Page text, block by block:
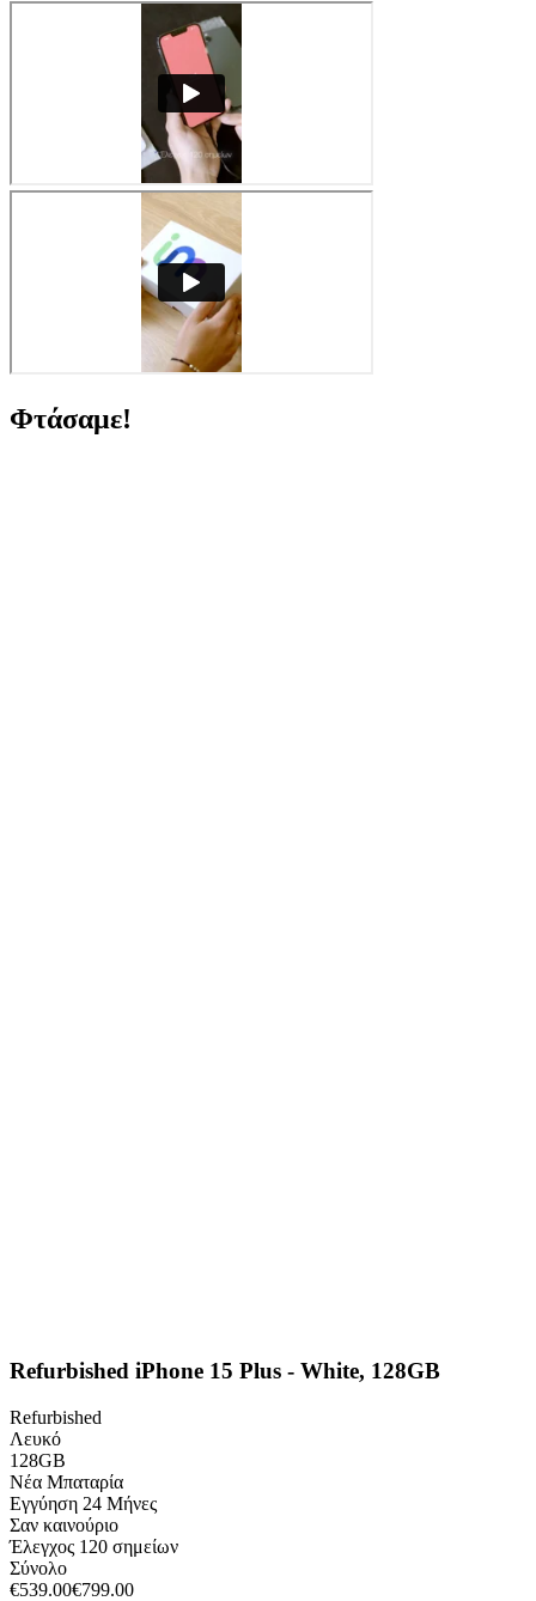
Φτάσαμε!
Refurbished iPhone 15 Plus - White, 128GB
Refurbished
Λευκό
128GB
Νέα Μπαταρία
Εγγύηση 24 Μήνες
Σαν καινούριο
Έλεγχος 120 σημείων
Σύνολο
€539.00€799.00